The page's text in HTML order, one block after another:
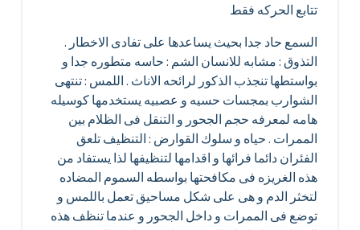
تتابع الحركه فقط
السمع حاد جدا بحيث يساعدها على تفادى الاخطار .
التذوق : مشابه للانسان الشم : حاسه متطوره جدا و
بواستطها تنجذب الذكور لرائحه الاناث . اللمس : تنتهى
الشوارب بمجسات حسيه و عصبيه يستخدمها كوسيله
هامه لمعرفه حجم الجحور و التنقل فى الظلام بين
الممرات . حياه و سلوك القوارض : التنظيف تلعق
الفئران دائما فرائها و اقدامها لتنظيفها لذا يستفاد من
هذه الغريزه فى مكافحتها بواسطه السموم المضاده
لتخثر الدم و هى على شكل مساحيق تعمل باللمس و
توضع فى الممرات و داخل الجحور و عندما تنظف هذه